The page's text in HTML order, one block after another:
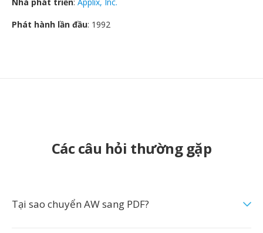
Phát hành lần đầu: 1992
Các câu hỏi thường gặp
Tại sao chuyển AW sang PDF?